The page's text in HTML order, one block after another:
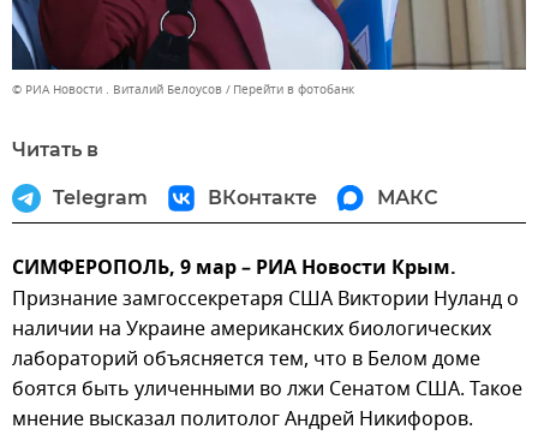
© РИА Новости . Виталий Белоусов Перейти в фотобанк
Читать в
Telegram ВКонтакте МАКС
СИМФЕРОПОЛЬ, 9 мар – РИА Новости Крым.
Признание замгоссекретаря США Виктории Нуланд о
наличии на Украине американских биологических
лабораторий объясняется тем, что в Белом доме
боятся быть уличенными во лжи Сенатом США. Такое
мнение высказал политолог Андрей Никифоров.